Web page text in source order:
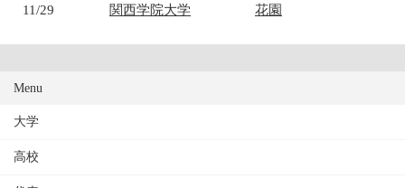
11/29 関西学院大学 花園
Menu
大学
高校